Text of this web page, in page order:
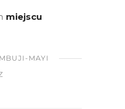
miejscu
MBUJI-MAYI